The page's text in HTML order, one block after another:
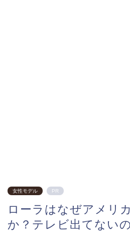
女性モデル PR
ローラはなぜアメリ
か？テレビ出てない